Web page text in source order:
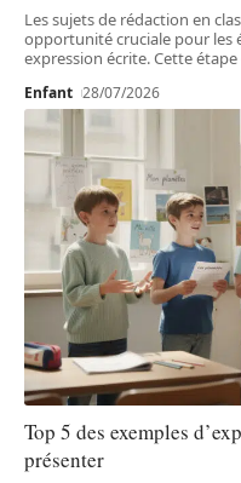
Les sujets de rédaction en
opportunité cruciale pour les
expression écrite. Cette étape
Enfant 28/07/2026
Top 5 des exemples
présenter